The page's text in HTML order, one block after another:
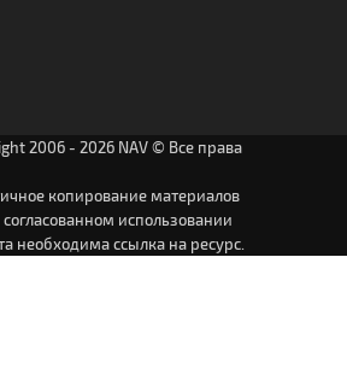
2006 - 2026 NAV © Все права
копирование материалов
использовании
необходима ссылка на ресурс.